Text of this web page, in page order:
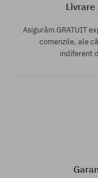
Asigurăm GRATUIT
comenzile, ale
indiferent